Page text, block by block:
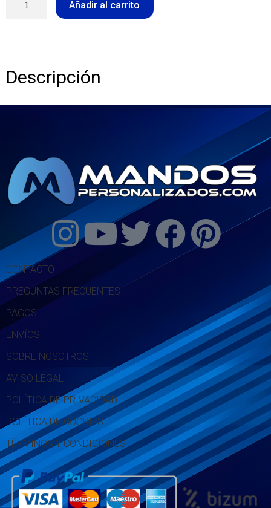
Añadir al carrito
Descripción
CONTACTO
PREGUNTAS FRECUENTES
PAGOS
ENVÍOS
SOBRE NOSOTROS
AVISO LEGAL
POLÍTICA DE PRIVACIDAD
POLÍTICA DE COOKIES
TÉRMINOS Y CONDICIONES